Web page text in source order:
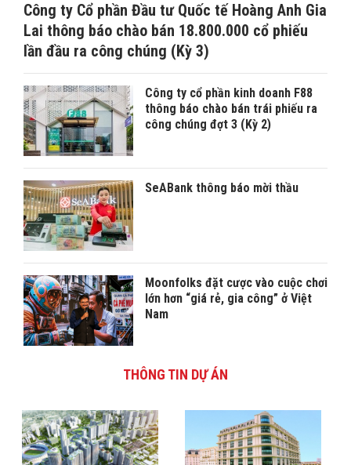
Công ty Cổ phần Đầu tư Quốc tế Hoàng Anh Gia
Lai thông báo chào bán 18.800.000 cổ phiếu
lần đầu ra công chúng (Kỳ 3)
Công ty cổ phần kinh doanh F88
thông báo chào bán trái phiếu ra
công chúng đợt 3 (Kỳ 2)
SeABank thông báo mời thầu
Moonfolks đặt cược vào cuộc chơi
lớn hơn “giá rẻ, gia công” ở Việt
Nam
THÔNG TIN DỰ ÁN